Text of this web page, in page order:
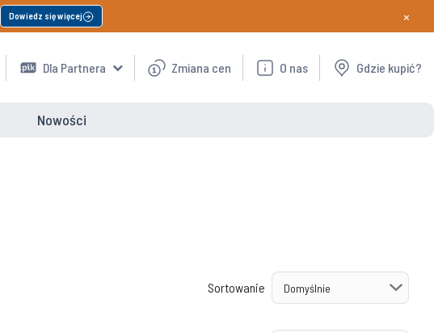
Dowiedz się więcej ×
Dla Partnera Zmiana cen O nas Gdzie kupić?
Nowości
Sortowanie